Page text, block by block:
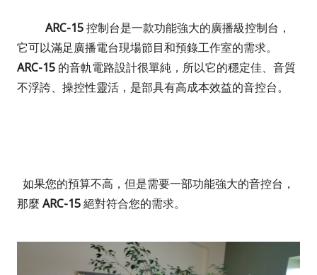
ARC-15控制台是一款功能強大的廣播級控制台 ，
它可以滿足廣播電台現場節目和預錄工作室的需求。
ARC-15 的音軌電路設計很單純，所以它的穩定佳、音質
不浮誇、操控性靈活，是部具有高成本效益的音控台。
如果您的預算不高，但是需要一部功能強大的音控台，
那麼 ARC-15絕對符合您的需求。